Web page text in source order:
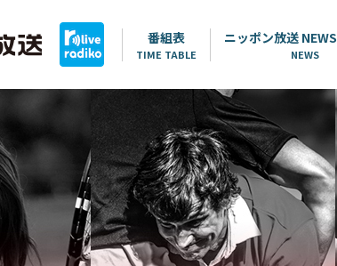
番組表
TIME TABLE
ニッポン放送
NEWS